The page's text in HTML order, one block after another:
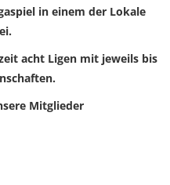
in einem der Lokale
acht Ligen mit jeweils bis
Mitglieder